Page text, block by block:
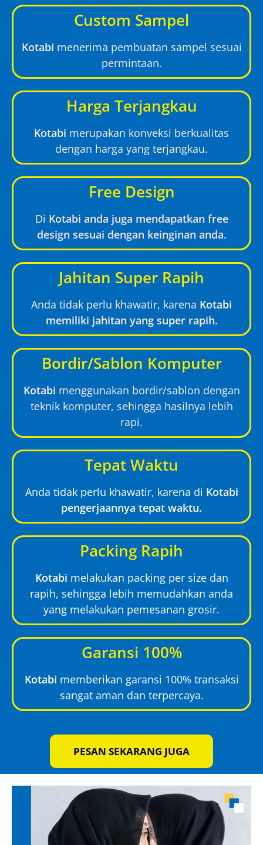
Custom Sampel
Kotabi menerima pembuatan sampel sesuai
permintaan.
Harga Terjangkau
Kotabi merupakan konveksi berkualitas
dengan harga yang terjangkau.
Free Design
Di Kotabi anda juga mendapatkan free
design sesuai dengan keinginan anda.
Jahitan Super Rapih
Anda tidak perlu khawatir, karena Kotabi
memiliki jahitan yang super rapih.
Bordir/Sablon Komputer
Kotabi menggunakan bordir/sablon dengan
teknik komputer, sehingga hasilnya lebih
rapi.
Tepat Waktu
Anda tidak perlu khawatir, karena di Kotabi
pengerjaannya tepat waktu.
Packing Rapih
Kotabi melakukan packing per size dan
rapih, sehingga lebih memudahkan anda
yang melakukan pemesanan grosir.
Garansi 100%
Kotabi memberikan garansi 100% transaksi
sangat aman dan terpercaya.
PESAN SEKARANG JUGA